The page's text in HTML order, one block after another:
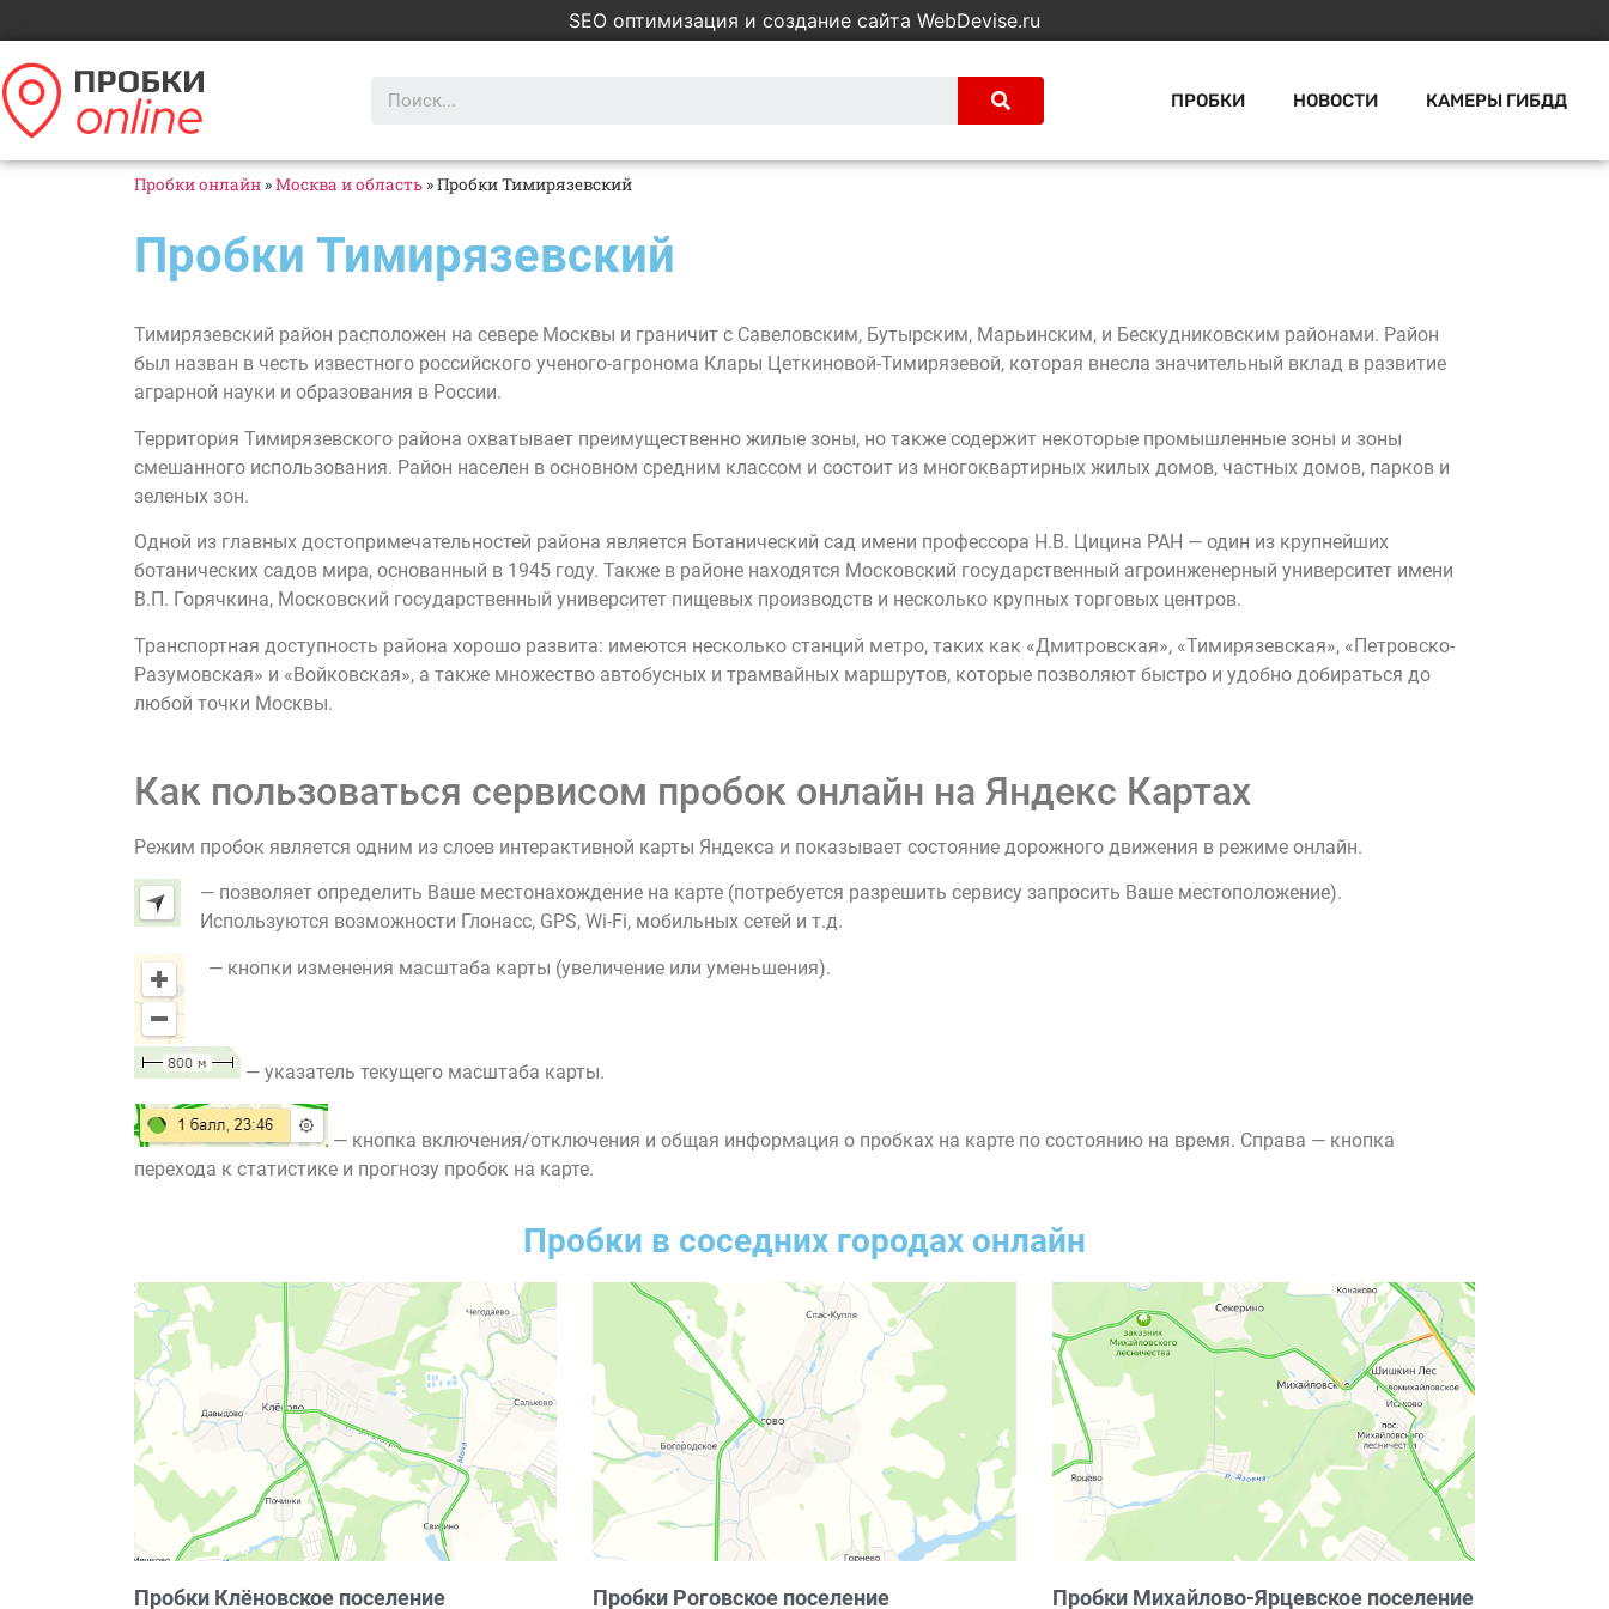
SEO оптимизация и создание сайта WebDevise.ru
ПРОБКИ НОВОСТИ КАМЕРЫ ГИБДД
Пробки онлайн »Москва и область »Пробки Тимирязевский
Пробки Тимирязевский
Тимирязевский район расположен на севере Москвы и граничит с Савеловским, Бутырским, Марьинским, и Бескудниковским районами. Район
был назван в честь известного российского ученого-агронома Клары Цеткиновой-Тимирязевой, которая внесла значительный вклад в развитие
аграрной науки и образования в России.
Территория Тимирязевского района охватывает преимущественно жилые зоны, но также содержит некоторые промышленные зоны и зоны
смешанного использования. Район населен в основном средним классом и состоит из многоквартирных жилых домов, частных домов, парков и
зеленых зон.
Одной из главных достопримечательностей района является Ботанический сад имени профессора Н.В. Цицина РАН — один из крупнейших
ботанических садов мира, основанный в 1945 году. Также в районе находятся Московский государственный агроинженерный университет имени
В.П. Горячкина, Московский государственный университет пищевых производств и несколько крупных торговых центров.
Транспортная доступность района хорошо развита: имеются несколько станций метро, таких как «Дмитровская», «Тимирязевская», «Петровско-
Разумовская» и «Войковская», а также множество автобусных и трамвайных маршрутов, которые позволяют быстро и удобно добираться до
любой точки Москвы.
Как пользоваться сервисом пробок онлайн на Яндекс Картах
Режим пробок является одним из слоев интерактивной карты Яндекса и показывает состояние дорожного движения в режиме онлайн.
— позволяет определить Ваше местонахождение на карте (потребуется разрешить сервису запросить Ваше местоположение).
Используются возможности Глонасс, GPS, Wi-Fi, мобильных сетей и т.д.
— кнопки изменения масштаба карты (увеличение или уменьшения).
— указатель текущего масштаба карты.
— кнопка включения/отключения и общая информация о пробках на карте по состоянию на время. Справа — кнопка
перехода к статистике и прогнозу пробок на карте.
Пробки в соседних городах онлайн
Пробки Клёновское поселение Пробки Роговское поселение Пробки Михайлово-Ярцевское поселение